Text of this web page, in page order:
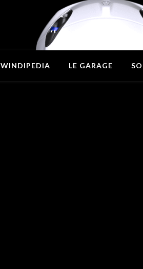
WINDIPEDIA LE GARAGE